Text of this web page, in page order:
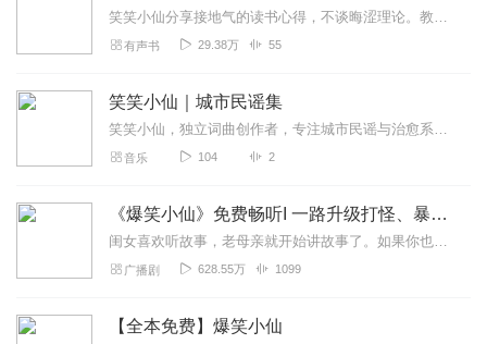
笑笑小仙分享接地气的读书心得，不谈晦涩理论。教你找到适合自己的阅读方式，学会消化书籍内容，把读书变成长期习惯。适合想要读书、却总静不下心、读完容易遗忘的朋友。普...
有声书 29.38万 55
笑笑小仙｜城市民谣集
笑笑小仙，独立词曲创作者，专注城市民谣与治愈系流行原创音乐创作。这张专辑收录了关于生活、城市、遗憾与温柔情绪的原创作品。用旋律记录日常，用歌词讲述人间情绪。
音乐 104 2
《爆笑小仙》免费畅听I 一路升级打怪、暴富、爽歪歪
闺女喜欢听故事，老母亲就开始讲故事了。如果你也喜欢的话，记得关注，订阅，五星好评哦！要知道你的一个小小动作，真的可以给我莫大的鼓励！加油------------...
广播剧 628.55万 1099
【全本免费】爆笑小仙